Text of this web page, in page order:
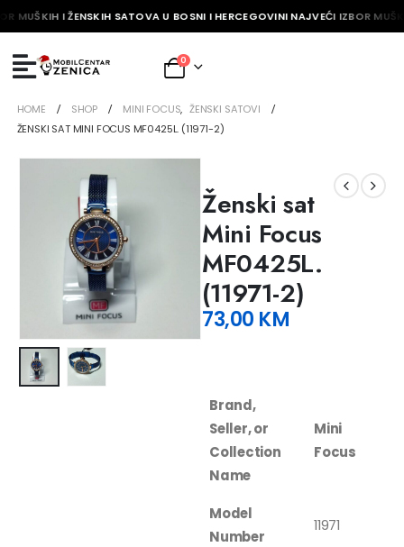
MUŠKIH I ŽENSKIH SATOVA U BOSNI I HERCEGOVINI NAJVEĆI IZBOR
0
HOME SHOP MINI FOCUS, ŽENSKI SATOVI
ŽENSKI SAT MINI FOCUS MF0425L. (11971-2)
Ženski sat
Mini Focus
MF0425L.
(11971-2)
73,00 KM
Brand,
Seller, or
Collection
Name
Mini
Focus
Model
Number
11971